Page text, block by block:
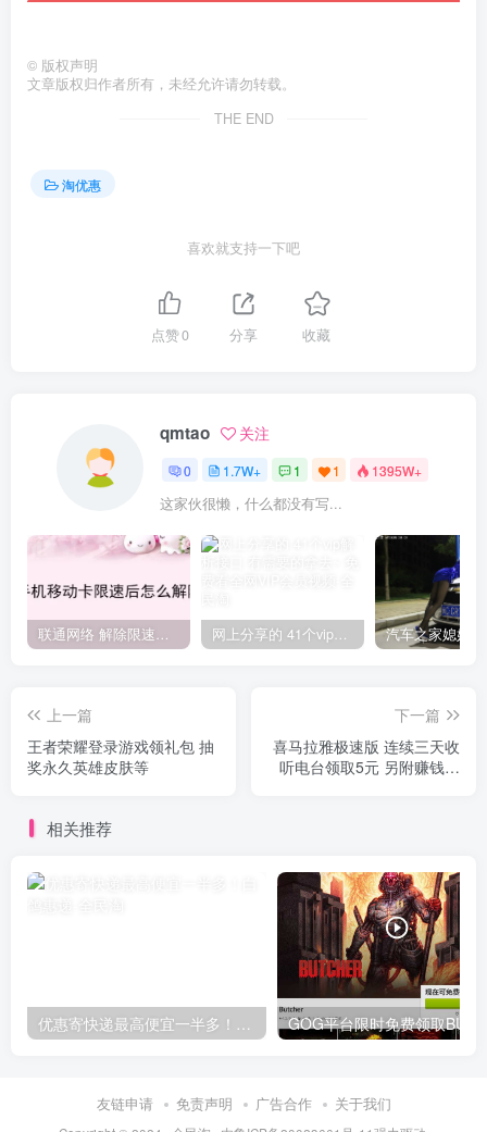
© 版权声明
文章版权归作者所有，未经允许请勿转载。
THE END
淘优惠
喜欢就支持一下吧
点赞0 分享 收藏
qmtao 关注
0 1.7W+ 1 1 1395W+
这家伙很懒，什么都没有写...
联通网络 解除限速方法参考！畅享、畅玩、老白干等及其它地区自测了 网上分享的 41个vip解析接口 有需要的拿去~ 免费看全网VIP会员视频
上一篇
王者荣耀登录游戏领礼包 抽
奖永久英雄皮肤等
下一篇
喜马拉雅极速版 连续三天收
听电台领取5元 另附赚钱小
相关推荐
优惠寄快递最高便宜一半多！白鸽惠递
友链申请 免责声明 广告合作 关于我们